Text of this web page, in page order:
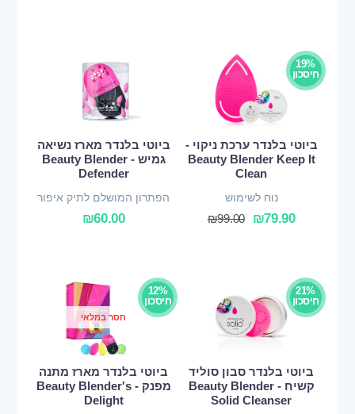
19%
חיסכון
ביוטי בלנדר ערכת ניקוי -
Beauty Blender Keep It
Clean
נוח לשימוש
₪79.90
₪99.00
ביוטי בלנדר מארז נשיאה
גמיש - Beauty Blender
Defender
הפתרון המושלם לתיק איפור
₪60.00
21%
חיסכון
ביוטי בלנדר סבון סוליד
קשיח - Beauty Blender
Solid Cleanser
12%
חיסכון
חסר במלאי
ביוטי בלנדר מארז מתנה
מפנק - Beauty Blender's
Delight